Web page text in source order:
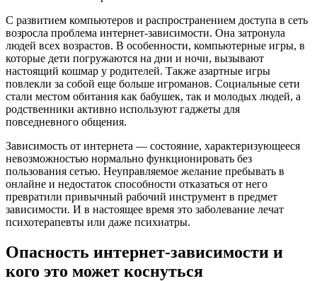
С развитием компьютеров и распространением доступа в сеть
возросла проблема интернет-зависимости. Она затронула
людей всех возрастов. В особенности, компьютерные игры, в
которые дети погружаются на дни и ночи, вызывают
настоящий кошмар у родителей. Также азартные игры
повлекли за собой еще больше игроманов. Социальные сети
стали местом обитания как бабушек, так и молодых людей, а
родственники активно используют гаджеты для
повседневного общения.
Зависимость от интернета — состояние, характеризующееся
невозможностью нормально функционировать без
пользования сетью. Неуправляемое желание пребывать в
онлайне и недостаток способности отказаться от него
превратили привычный рабочий инструмент в предмет
зависимости. И в настоящее время это заболевание лечат
психотерапевты или даже психиатры.
Опасность интернет-зависимости и
кого это может коснуться